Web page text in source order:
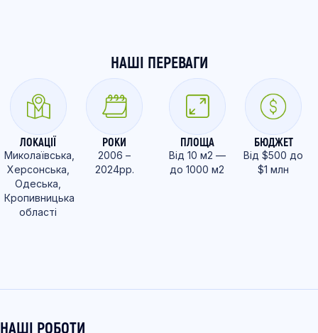
НАШІ ПЕРЕВАГИ
ЛОКАЦІЇ
Миколаївська,
Херсонська,
Одеська,
Кропивницька
області
РОКИ
2006 –
2024рр.
ПЛОЩА
Від 10 м2 —
до 1000 м2
БЮДЖЕТ
Від $500 до
$1 млн
НАШІ РОБОТИ